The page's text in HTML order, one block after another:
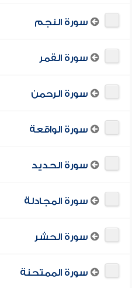
سورة النجم
سورة القمر
سورة الرحمن
سورة الواقعة
سورة الحديد
سورة المجادلة
سورة الحشر
سورة الممتحنة